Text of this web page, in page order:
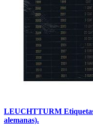
LEUCHTTURM
alemanas).